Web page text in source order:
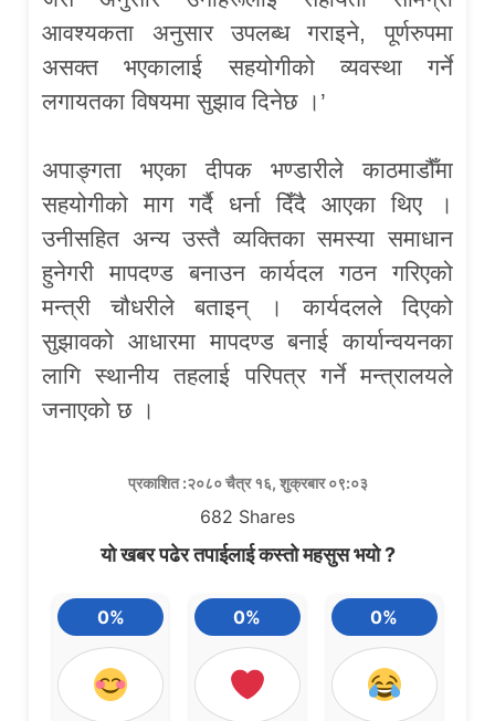
आवश्यकता अनुसार उपलब्ध गराइने, पूर्णरुपमा
असक्त भएकालाई सहयोगीको व्यवस्था गर्ने
लगायतका विषयमा सुझाव दिनेछ ।’
अपाङ्गता भएका दीपक भण्डारीले काठमाडौँमा
सहयोगीको माग गर्दै धर्ना दिँदै आएका थिए ।
उनीसहित अन्य उस्तै व्यक्तिका समस्या समाधान
हुनेगरी मापदण्ड बनाउन कार्यदल गठन गरिएको
मन्त्री चौधरीले बताइन् । कार्यदलले दिएको
सुझावको आधारमा मापदण्ड बनाई कार्यान्वयनका
लागि स्थानीय तहलाई परिपत्र गर्ने मन्त्रालयले
जनाएको छ ।
प्रकाशित :२०८० चैत्र १६, शुक्रबार ०९:०३
682 Shares
यो खबर पढेर तपाईलाई कस्तो महसुस भयो ?
0% 0% 0%